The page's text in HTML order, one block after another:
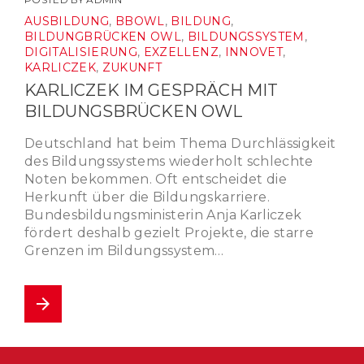
AUSBILDUNG, BBOWL, BILDUNG,
BILDUNGBRÜCKEN OWL, BILDUNGSSYSTEM ,
DIGITALISIERUNG, EXZELLENZ, INNOVET,
KARLICZEK, ZUKUNFT
KARLICZEK IM GESPRÄCH MIT
BILDUNGSBRÜCKEN OWL
Deutschland hat beim Thema Durchlässigkeit
des Bildungssystems wiederholt schlechte
Noten bekommen. Oft entscheidet die
Herkunft über die Bildungskarriere.
Bundesbildungsministerin Anja Karliczek
fördert deshalb gezielt Projekte, die starre
Grenzen im Bildungssystem…
arrow_forward